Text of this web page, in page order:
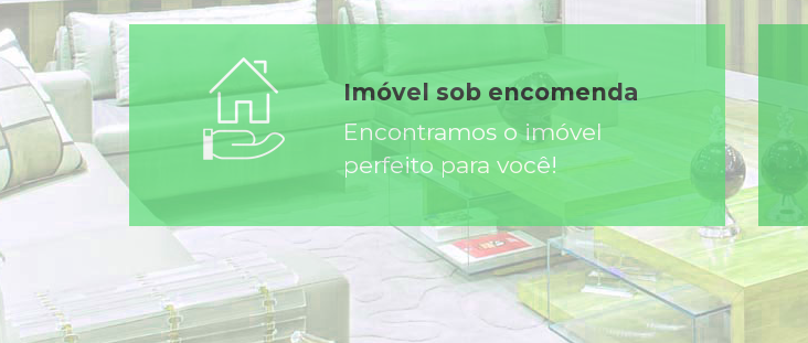
Imóvel sob encomenda
Encontramos o imóvel
perfeito para você!